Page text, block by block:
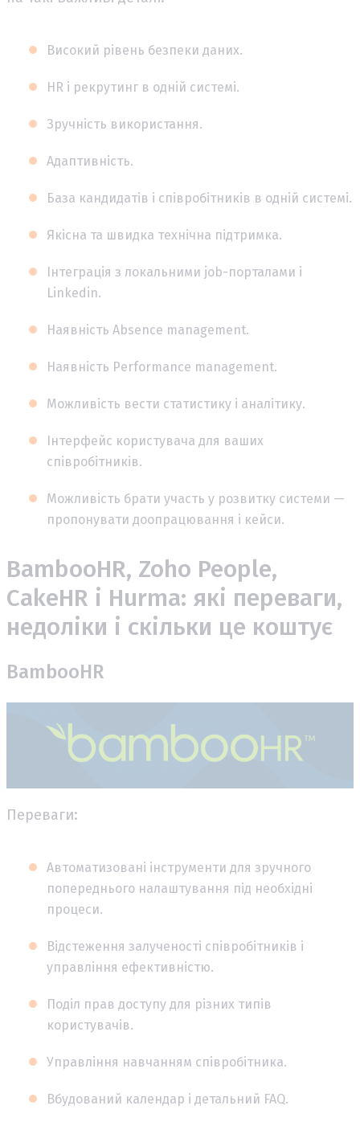
Високий рівень безпеки даних.
HR і рекрутинг в одній системі.
Зручність використання.
Адаптивність.
База кандидатів і співробітників в одній системі.
Якісна та швидка технічна підтримка.
Інтеграція з локальними job-порталами і
Linkedin.
Наявність Absence management.
Наявність Performance management.
Можливість вести статистику і аналітику.
Інтерфейс користувача для ваших
співробітників.
Можливість брати участь у розвитку системи —
пропонувати доопрацювання і кейси.
BambooHR, Zoho People,
CakeHR і Hurma: які переваги,
недоліки і скільки це коштує
BambooHR
Переваги:
Автоматизовані інструменти для зручного
попереднього налаштування під необхідні
процеси.
Відстеження залученості співробітників і
управління ефективністю.
Поділ прав доступу для різних типів
користувачів.
Управління навчанням співробітника.
Вбудований календар і детальний FAQ.